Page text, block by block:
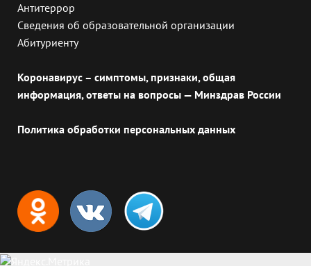
Антитеррор
Сведения об образовательной организации
Абитуриенту
Коронавирус – симптомы, признаки, общая
информация, ответы на вопросы — Минздрав России
Политика обработки персональных данных